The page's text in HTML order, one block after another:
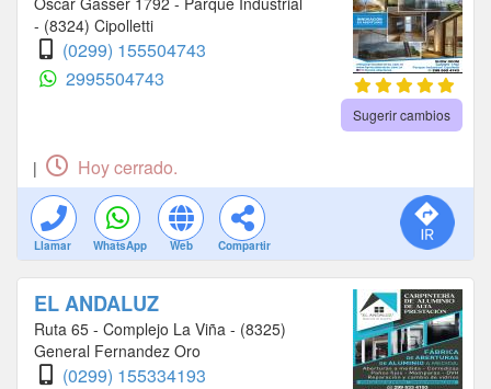
- (8324) Cipolletti
(0299) 155504743
2995504743
Sugerir cambios
| Hoy cerrado.
Llamar WhatsApp Web Compartir
EL ANDALUZ
Ruta 65 - Complejo La Viña - (8325)
General Fernandez Oro
(0299) 155334193